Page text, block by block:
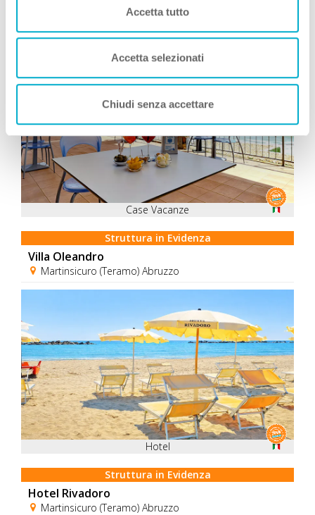
Accetta tutto
Accetta selezionati
Chiudi senza accettare
Consigliati da Zampa Vacanza
Case Vacanze
Struttura in Evidenza
Villa Oleandro
Martinsicuro (Teramo) Abruzzo
Hotel
Struttura in Evidenza
Hotel Rivadoro
Martinsicuro (Teramo) Abruzzo